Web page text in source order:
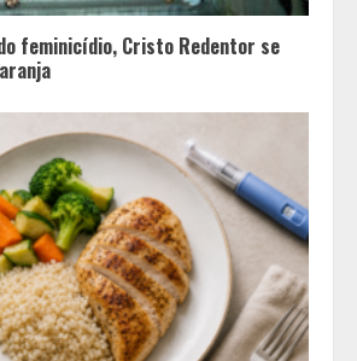
feminicídio, Cristo Redentor se